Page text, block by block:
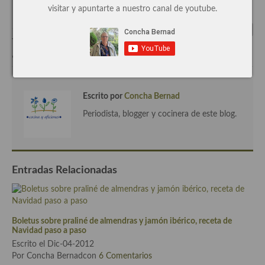
Cocina de Guatemala
Cocina de Nicaragua
Cocina Mexicana
Cocina libanesa
Cocina Armenia
Cocina Siria
calamares,paso a paso,receta
,
sin huevo,sin lactosa,tiras de calamar
Escrito por Concha Bernad
Periodista, blogger y cocinera de este blog.
Entradas Relacionadas
Boletus sobre praliné de almendras y jamón ibérico, receta de
Navidad paso a paso
Escrito el Dic-04-2012
Por Concha Bernadcon 6 Comentarios
visitar y apuntarte a nuestro canal de youtube.